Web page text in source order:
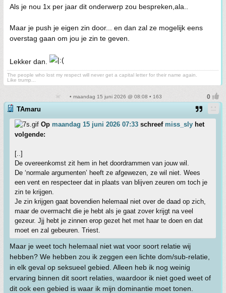
Als je nou 1x per jaar dit onderwerp zou bespreken,ala..
Maar je push je eigen zin door... en dan zal ze mogelijk eens
overstag gaan om jou je zin te geven.
Lekker dan.
The people who lost my respect will never get a capital letter for their name again.
Like trump...
• maandag 15 juni 2026 @ 08:08 • 163
TAmaru
Op maandag 15 juni 2026 07:33 schreef miss_sly het
volgende:
[..]
De overeenkomst zit hem in het doordrammen van jouw wil.
De ‘normale argumenten’ heeft ze afgewezen, ze wil niet. Wees
een vent en respecteer dat in plaats van blijven zeuren om toch je
zin te krijgen.
Je zin krijgen gaat bovendien helemaal niet over de daad op zich,
maar de overmacht die je hebt als je gaat zover krijgt na veel
gezeur. Jjj hebt je zinnen erop gezet het met haar te doen en dat
moet en zal gebeuren. Triest.
Maar je weet toch helemaal niet wat voor soort relatie wij
hebben? We hebben zou ik zeggen een lichte dom/sub-relatie,
in elk geval op seksueel gebied. Alleen heb ik nog weinig
ervaring binnen dit soort relaties, waardoor ik niet goed weet of
dit ook een gebied is waar ik mijn dominantie moet tonen.